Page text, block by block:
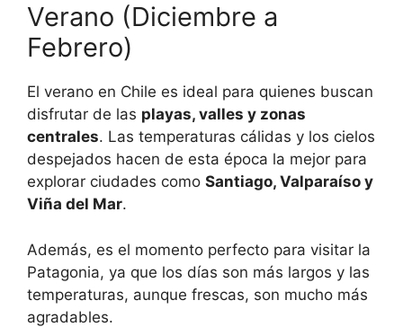
Verano (Diciembre a
Febrero)
El verano en Chile es ideal para quienes buscan
disfrutar de las playas, valles y zonas
centrales. Las temperaturas cálidas y los cielos
despejados hacen de esta época la mejor para
explorar ciudades como Santiago, Valparaíso y
Viña del Mar.
Además, es el momento perfecto para visitar la
Patagonia, ya que los días son más largos y las
temperaturas, aunque frescas, son mucho más
agradables.